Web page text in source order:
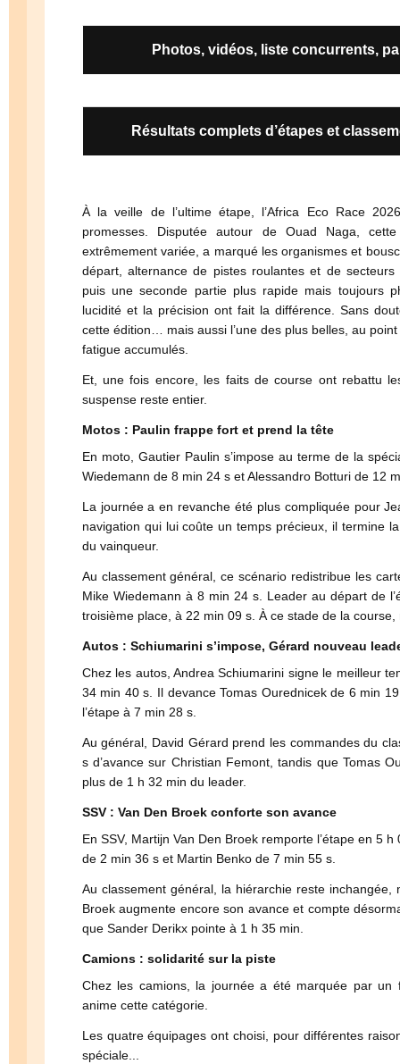
Photos, vidéos, liste concurrents,
Résultats complets d’étapes et
À la veille de l’ultime étape, l’Africa Eco Race
promesses. Disputée autour de Ouad Naga,
extrêmement variée, a marqué les organismes et
départ, alternance de pistes roulantes et de secteurs
puis une seconde partie plus rapide mais toujours
lucidité et la précision ont fait la différence. Sans
cette édition… mais aussi l’une des plus belles, au
fatigue accumulés.
Et, une fois encore, les faits de course ont rebattu
suspense reste entier.
Motos : Paulin frappe fort et prend la tête
En moto, Gautier Paulin s’impose au terme de la
Wiedemann de 8 min 24 s et Alessandro Botturi de 12
La journée a en revanche été plus compliquée pour
navigation qui lui coûte un temps précieux, il termine
du vainqueur.
Au classement général, ce scénario redistribue les
Mike Wiedemann à 8 min 24 s. Leader au départ de
troisième place, à 22 min 09 s. À ce stade de la course,
Autos : Schiumarini s’impose, Gérard nouveau
Chez les autos, Andrea Schiumarini signe le meilleur
34 min 40 s. Il devance Tomas Ourednicek de 6 min
l’étape à 7 min 28 s.
Au général, David Gérard prend les commandes du
s d’avance sur Christian Femont, tandis que Tomas
plus de 1 h 32 min du leader.
SSV : Van Den Broek conforte son avance
En SSV, Martijn Van Den Broek remporte l’étape en 5
de 2 min 36 s et Martin Benko de 7 min 55 s.
Au classement général, la hiérarchie reste inchangée,
Broek augmente encore son avance et compte
que Sander Derikx pointe à 1 h 35 min.
Camions : solidarité sur la piste
Chez les camions, la journée a été marquée par un
anime cette catégorie.
Les quatre équipages ont choisi, pour différentes
spéciale...